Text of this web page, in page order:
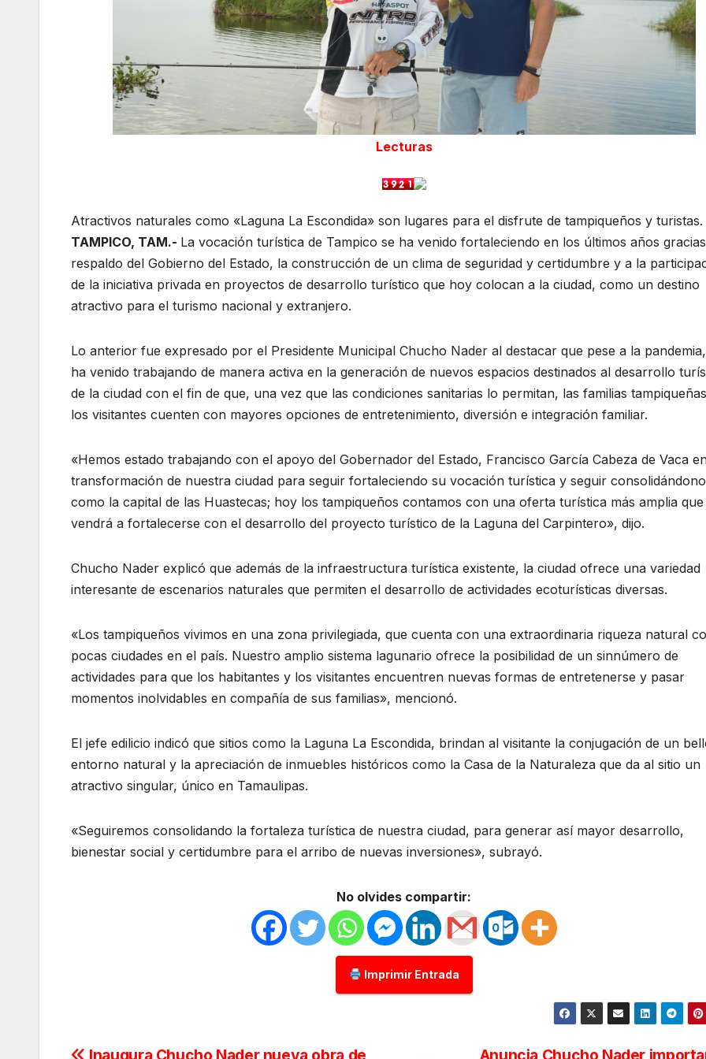
Lecturas
Atractivos naturales como «Laguna La Escondida» son lugares para el disfrute de tampiqueños y turistas.
TAMPICO, TAM.- La vocación turística de Tampico se ha venido fortaleciendo en los últimos años
respaldo del Gobierno del Estado, la construcción de un clima de seguridad y certidumbre y a la
de la iniciativa privada en proyectos de desarrollo turístico que hoy colocan a la ciudad, como un destino
atractivo para el turismo nacional y extranjero.
Lo anterior fue expresado por el Presidente Municipal Chucho Nader al destacar que pese a la
ha venido trabajando de manera activa en la generación de nuevos espacios destinados al desarrollo
de la ciudad con el fin de que, una vez que las condiciones sanitarias lo permitan, las familias
los visitantes cuenten con mayores opciones de entretenimiento, diversión e integración familiar.
«Hemos estado trabajando con el apoyo del Gobernador del Estado, Francisco García Cabeza de Vaca
transformación de nuestra ciudad para seguir fortaleciendo su vocación turística y seguir
como la capital de las Huastecas; hoy los tampiqueños contamos con una oferta turística más amplia que
vendrá a fortalecerse con el desarrollo del proyecto turístico de la Laguna del Carpintero», dijo.
Chucho Nader explicó que además de la infraestructura turística existente, la ciudad ofrece una variedad
interesante de escenarios naturales que permiten el desarrollo de actividades ecoturísticas diversas.
«Los tampiqueños vivimos en una zona privilegiada, que cuenta con una extraordinaria riqueza natural
pocas ciudades en el país. Nuestro amplio sistema lagunario ofrece la posibilidad de un sinnúmero de
actividades para que los habitantes y los visitantes encuentren nuevas formas de entretenerse y pasar
momentos inolvidables en compañía de sus familias», mencionó.
El jefe edilicio indicó que sitios como la Laguna La Escondida, brindan al visitante la conjugación de un
entorno natural y la apreciación de inmuebles históricos como la Casa de la Naturaleza que da al sitio un
atractivo singular, único en Tamaulipas.
«Seguiremos consolidando la fortaleza turística de nuestra ciudad, para generar así mayor desarrollo,
bienestar social y certidumbre para el arribo de nuevas inversiones», subrayó.
No olvides compartir:
Imprimir Entrada
Anuncia Chucho Nader
Inaugura Chucho Nader nueva obra de